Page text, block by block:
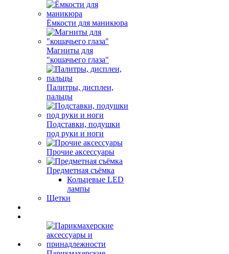
Ёмкости для маникюра
Магниты для
"кошачьего глаза"
Палитры, дисплеи,
пальцы
Подставки, подушки
под руки и ноги
Прочие аксессуары
Предметная съёмка
Кольцевые LED
лампы
Щетки